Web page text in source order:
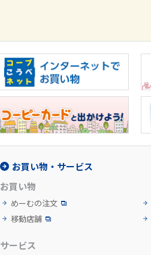
お買い物・サービス
お買い物
めーむの注文
移動店舗
サービス